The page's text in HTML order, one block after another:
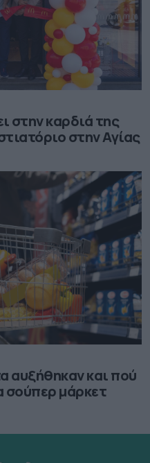
στην καρδιά της
στην Αγίας
αυξήθηκαν και πού
σούπερ μάρκετ